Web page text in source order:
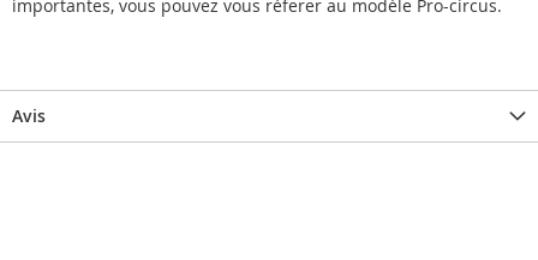
importantes, vous pouvez vous réferer au modèle Pro-circus.
Avis